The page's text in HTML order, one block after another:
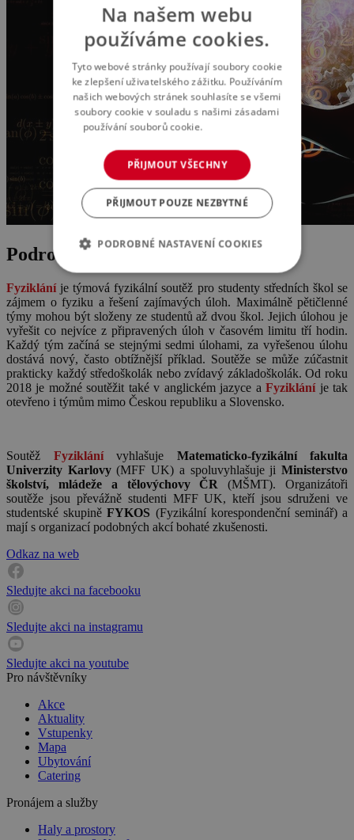
Podrobnosti o akci
Fyzikláníje týmová fyzikální soutěž pro studenty středních škol se
zájmem o fyziku a řešení zajímavých úloh. Maximálně pětičlenné
týmy mohou být složeny ze studentů až dvou škol. Jejich úlohou je
vyřešit co nejvíce z připravených úloh v časovém limitu tří hodin.
Každý tým začíná se stejnými sedmi úlohami, za vyřešenou úlohu
dostává nový, často obtížnější příklad. Soutěže se může zúčastnit
prakticky každý středoškolák nebo zvídavý základoškolák. Od roku
2018 je možné soutěžit také v anglickém jazyce aFyzikláníje tak
otevřeno i týmům mimo Českou republiku a Slovensko.
Soutěž Fyziklánívyhlašuje Matematicko-fyzikální fakulta
Univerzity Karlovy(MFF UK) a spoluvyhlašuje jiMinisterstvo
školství, mládeže a tělovýchovy ČR
(MŠMT). Organizátoři
soutěže jsou převážně studenti MFF UK, kteří jsou sdruženi ve
studentské skupiněFYKOS (Fyzikální korespondenční seminář) a
mají s organizací podobných akcí bohaté zkušenosti.
Odkaz na web
Sledujte akci na facebooku
Sledujte akci na instagramu
Sledujte akci na youtube
Pro návštěvníky
Akce
Aktuality
Vstupenky
Mapa
Ubytování
Catering
Pronájem a služby
Haly a prostory
Na našem webu
používáme cookies.
Tyto webové stránky používají soubory cookie
ke zlepšení uživatelského zážitku. Používáním
našich webových stránek souhlasíte se všemi
soubory cookie v souladu s našimi zásadami
používání souborů cookie.
PŘIJMOUT VŠECHNY
PŘIJMOUT POUZE NEZBYTNÉ
PODROBNÉ NASTAVENÍ COOKIES